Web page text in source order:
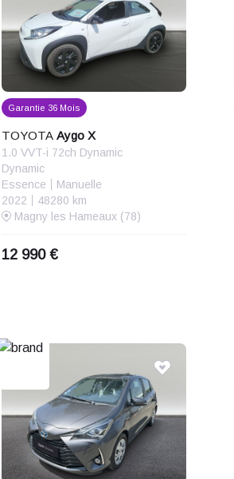
Garantie 36 Mois
TOYOTA Aygo X
1.0 VVT-i 72ch Dynamic
Dynamic
Essence
Manuelle
2022
48280 km
Magny les Hameaux (78)
12 990 €